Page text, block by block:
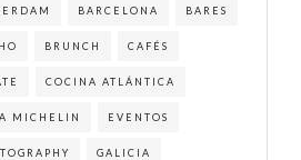
BARCELONA BARES
BRUNCH CAFÉS
COCINA ATLÁNTICA
MICHELIN EVENTOS
GALICIA